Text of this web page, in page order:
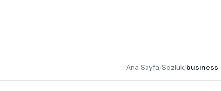
Ana Sayfa/Sözlük/business